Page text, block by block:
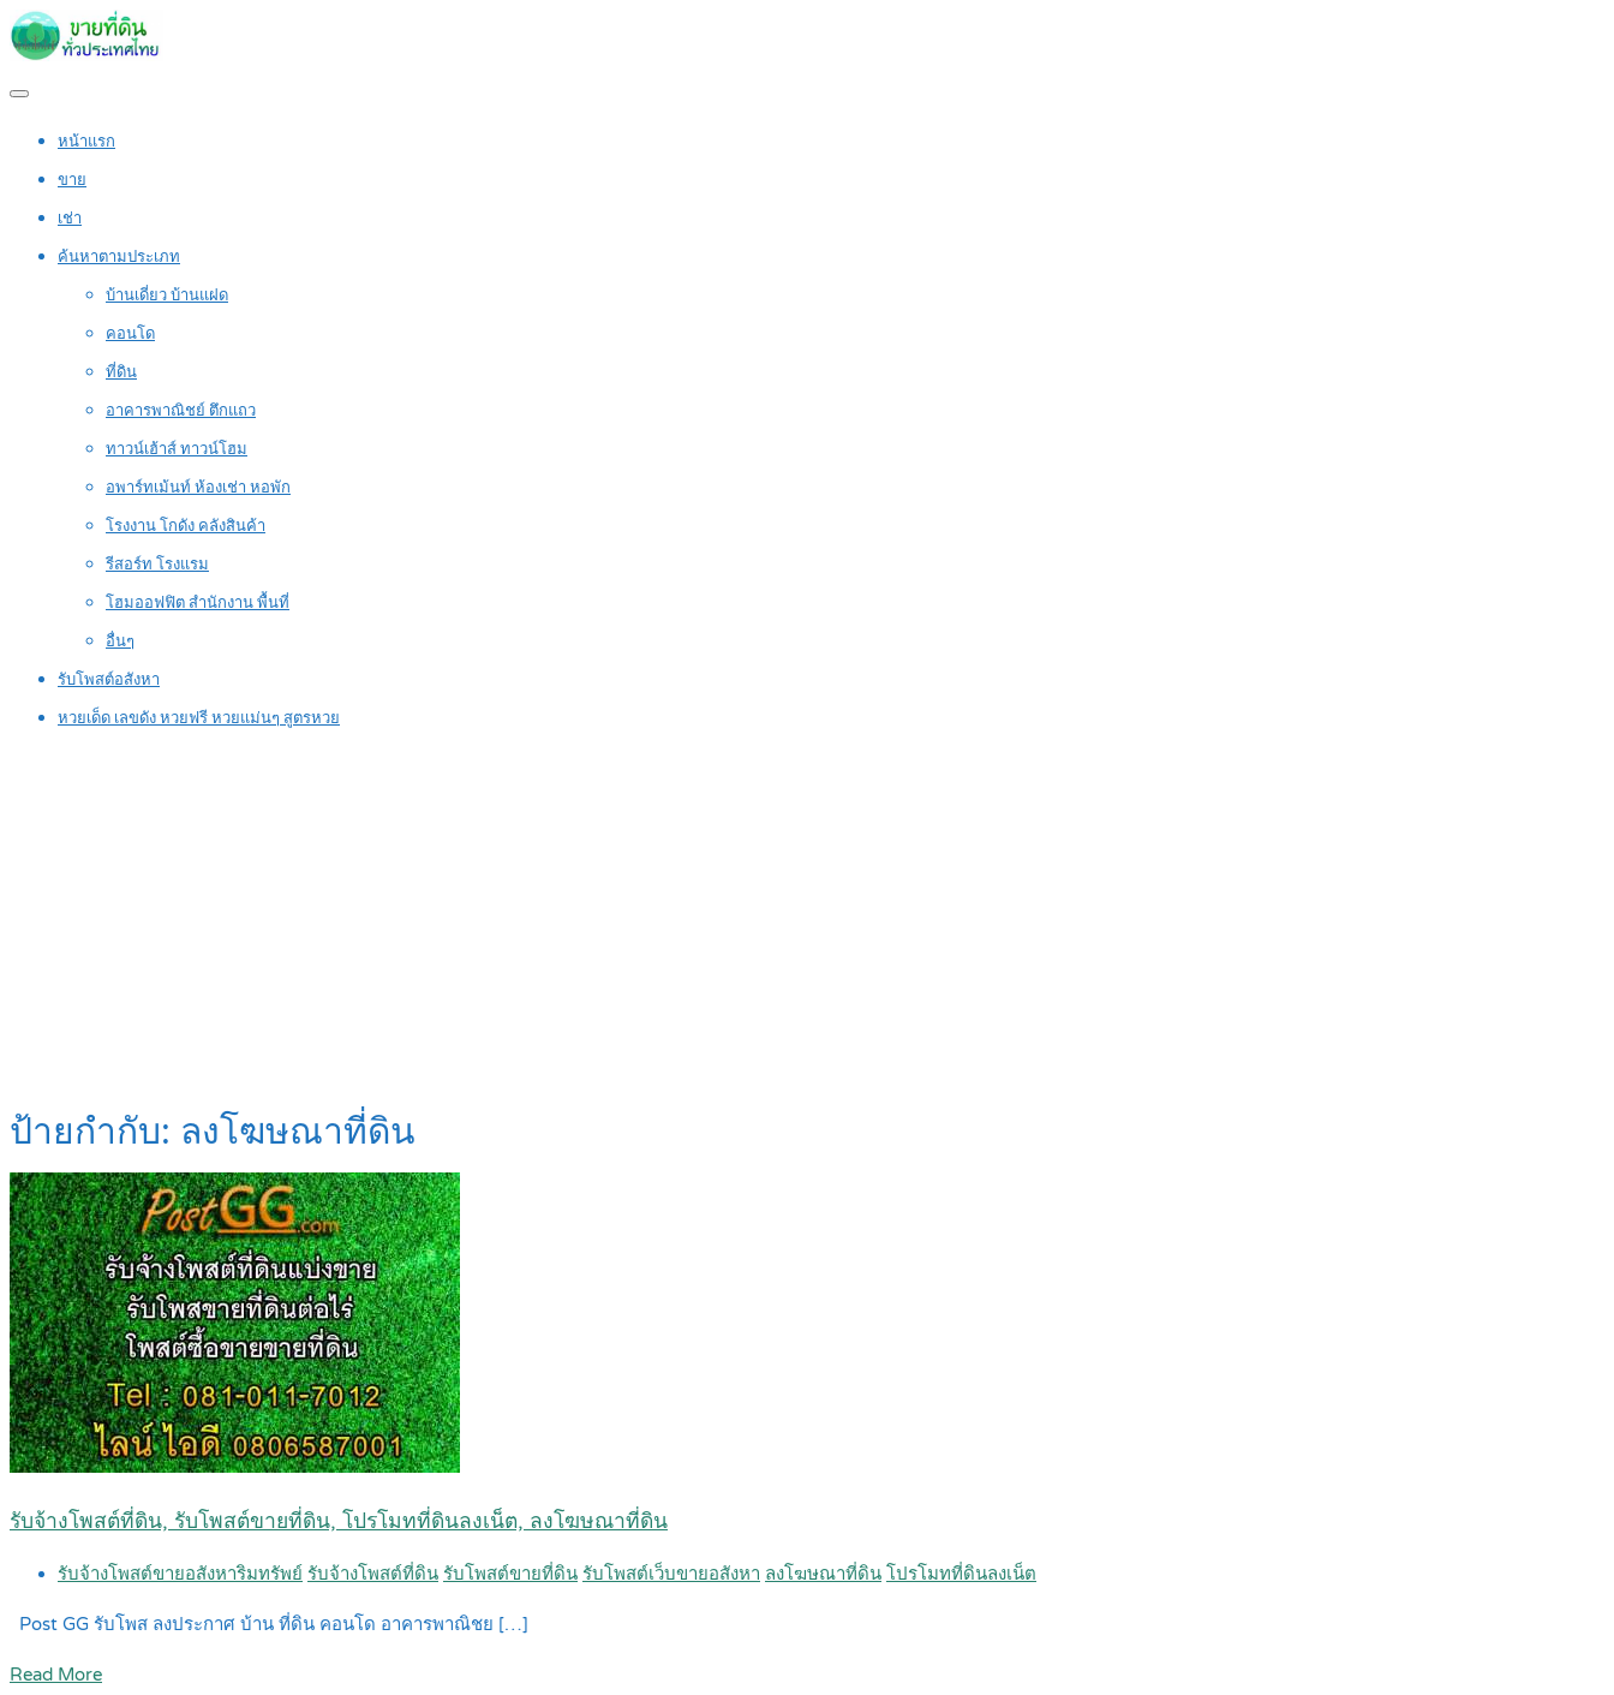
หน้าแรก
ขาย
เช่า
ค้นหาตามประเภท
บ้านเดี่ยว บ้านแฝด
คอนโด
ที่ดิน
อาคารพาณิชย์ ตึกแถว
ทาวน์เฮ้าส์ ทาวน์โฮม
อพาร์ทเม้นท์ ห้องเช่า หอพัก
โรงงาน โกดัง คลังสินค้า
รีสอร์ท โรงแรม
โฮมออฟฟิต สำนักงาน พื้นที่
อื่นๆ
รับโพสต์อสังหา
หวยเด็ด เลขดัง หวยฟรี หวยแม่นๆ สูตรหวย
ป้ายกำกับ: ลงโฆษณาที่ดิน
รับจ้างโพสต์ที่ดิน, รับโพสต์ขายที่ดิน, โปรโมทที่ดินลงเน็ต, ลงโฆษณาที่ดิน
รับจ้างโพสต์ขายอสังหาริมทรัพย์ รับจ้างโพสต์ที่ดิน รับโพสต์ขายที่ดิน รับโพสต์เว็บขายอสังหา ลงโฆษณาที่ดิน โปรโมทที่ดินลงเน็ต
Post GG รับโพส ลงประกาศ บ้าน ที่ดิน คอนโด อาคารพาณิชย […]
Read More